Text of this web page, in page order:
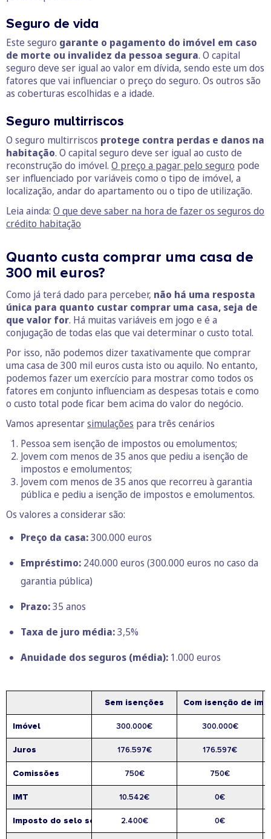
Seguro de vida
Este seguro garante o pagamento do imóvel em caso
de morte ou invalidez da pessoa segura. O capital
seguro deve ser igual ao valor em dívida, sendo este um dos
fatores que vai influenciar o preço do seguro. Os outros são
as coberturas escolhidas e a idade.
Seguro multirriscos
O seguro multirriscos protege contra perdas e danos na
habitação. O capital seguro deve ser igual ao custo de
reconstrução do imóvel. O preço a pagar pelo seguro pode
ser influenciado por variáveis como o tipo de imóvel, a
localização, andar do apartamento ou o tipo de utilização.
Leia ainda: O que deve saber na hora de fazer os seguros do
crédito habitação
Quanto custa comprar uma casa de
300 mil euros?
Como já terá dado para perceber, não há uma resposta
única para quanto custar comprar uma casa, seja de
que valor for. Há muitas variáveis em jogo e é a
conjugação de todas elas que vai determinar o custo total.
Por isso, não podemos dizer taxativamente que comprar
uma casa de 300 mil euros custa isto ou aquilo. No entanto,
podemos fazer um exercício para mostrar como todos os
fatores em conjunto influenciam as despesas totais e como
o custo total pode ficar bem acima do valor do negócio.
Vamos apresentarsimulações para três cenários
Pessoa sem isenção de impostos ou emolumentos;
Jovem com menos de 35 anos que pediu a isenção de
impostos e emolumentos;
Jovem com menos de 35 anos que recorreu à garantia
pública e pediu a isenção de impostos e emolumentos.
Os valores a considerar são:
Preço da casa:300.000 euros
Empréstimo: 240.000 euros (300.000 euros no caso da
garantia pública)
Prazo:35 anos
Taxa de juro média:3,5%
Anuidade dos seguros (média): 1.000 euros
Sem isenções Com isenção de
Imóvel 300.000€ 300.000€
Juros 176.597€ 176.597€
Comissões 750€ 750€
IMT 10.542€ 0€
Imposto do selo sobre aquisição
2.400€ 0€